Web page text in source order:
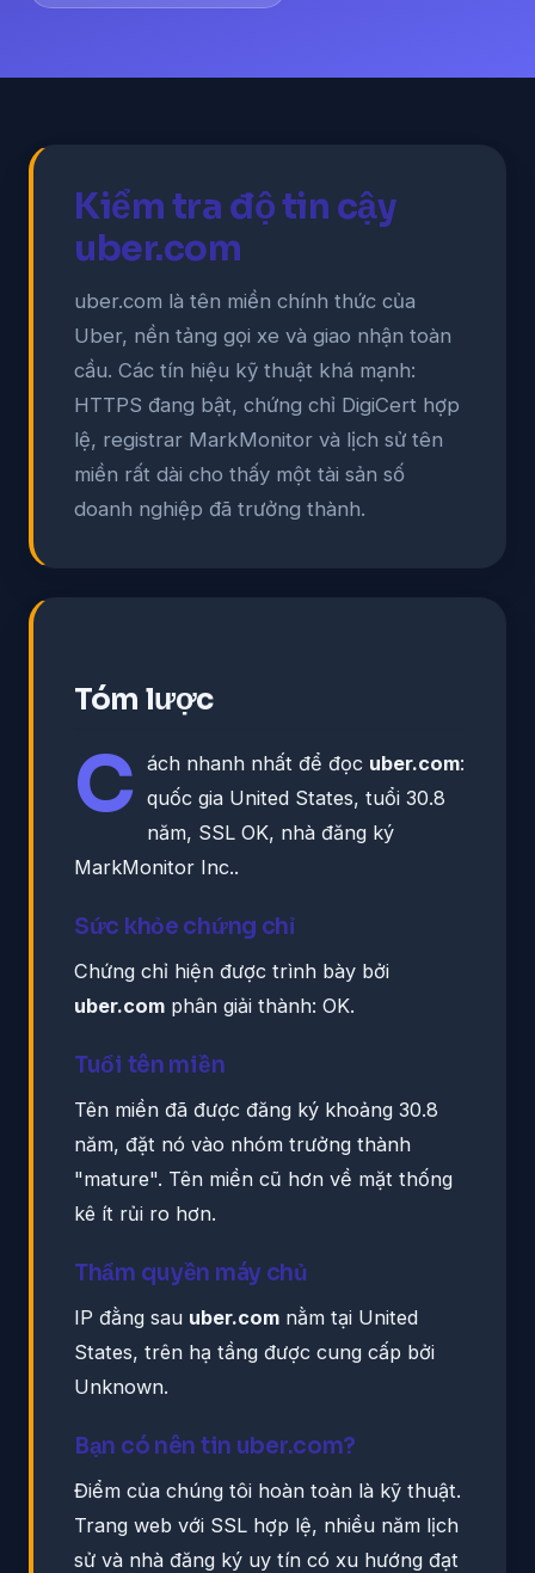
Kiểm tra độ tin cậy
uber.com
uber.com là tên miền chính thức của
Uber, nền tảng gọi xe và giao nhận toàn
cầu. Các tín hiệu kỹ thuật khá mạnh:
HTTPS đang bật, chứng chỉ DigiCert hợp
lệ, registrar MarkMonitor và lịch sử tên
miền rất dài cho thấy một tài sản số
doanh nghiệp đã trưởng thành.
Tóm lược
C ách nhanh nhất để đọc uber.com:
quốc gia United States, tuổi 30.8
năm, SSL OK, nhà đăng ký
MarkMonitor Inc..
Sức khỏe chứng chỉ
Chứng chỉ hiện được trình bày bởi
uber.com phân giải thành: OK.
Tuổi tên miền
Tên miền đã được đăng ký khoảng 30.8
năm, đặt nó vào nhóm trưởng thành
"mature". Tên miền cũ hơn về mặt thống
kê ít rủi ro hơn.
Thẩm quyền máy chủ
IP đằng sau uber.com nằm tại United
States, trên hạ tầng được cung cấp bởi
Unknown.
Bạn có nên tin uber.com?
Điểm của chúng tôi hoàn toàn là kỹ thuật.
Trang web với SSL hợp lệ, nhiều năm lịch
sử và nhà đăng ký uy tín có xu hướng đạt